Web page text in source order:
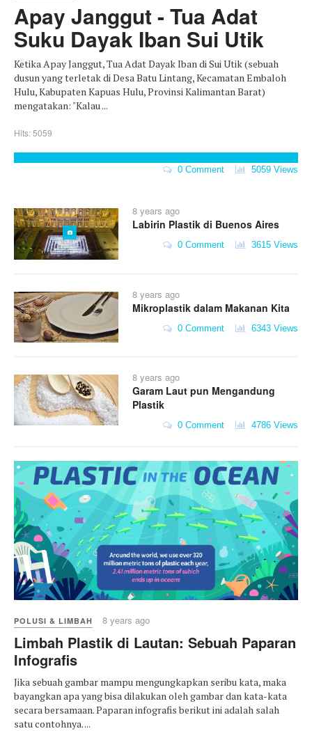
Apay Janggut - Tua Adat
Suku Dayak Iban Sui Utik
Ketika Apay Janggut, Tua Adat Dayak Iban di Sui Utik (sebuah
dusun yang terletak di Desa Batu Lintang, Kecamatan Embaloh
Hulu, Kabupaten Kapuas Hulu, Provinsi Kalimantan Barat)
mengatakan: "Kalau ...
Hits: 5059
0 Comment 5059 Views
8 years ago
Labirin Plastik di Buenos Aires
0 Comment 3615 Views
8 years ago
Mikroplastik dalam Makanan Kita
0 Comment 6343 Views
8 years ago
Garam Laut pun Mengandung
Plastik
0 Comment 4786 Views
POLUSI & LIMBAH 8 years ago
Limbah Plastik di Lautan: Sebuah Paparan
Infografis
Jika sebuah gambar mampu mengungkapkan seribu kata, maka
bayangkan apa yang bisa dilakukan oleh gambar dan kata-kata
secara bersamaan. Paparan infografis berikut ini adalah salah
satu contohnya. ...